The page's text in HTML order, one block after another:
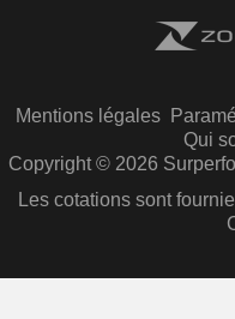
Mentions légales
Qui
Copyright © 2026
Les cotations sont